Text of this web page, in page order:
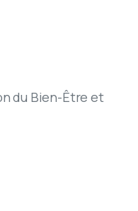
du Bien-Être et